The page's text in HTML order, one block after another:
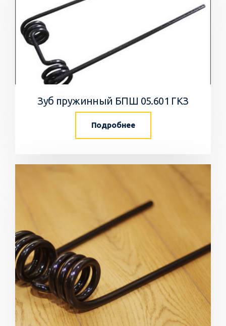
Зуб пружинный БПШ 05.601 ГКЗ
Подробнее